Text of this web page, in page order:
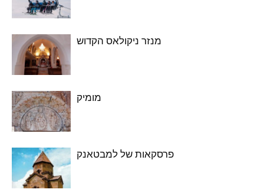
מנזר ניקולאס הקדוש
מומיק
פרסקאות של למבטאנק